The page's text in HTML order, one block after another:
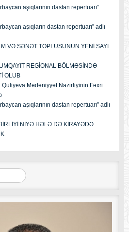
aşıqlarının dastan repertuarı”
aşıqların dastan repertuarı” adlı
VƏ SƏNƏT TOPLUSUNUN YENİ SAYI
REGİONAL BÖLMƏSİNDƏ
OLUB
Quliyeva Mədəniyyət Nazirliyinin Fəxri
aşıqlarının dastan repertuarı” adlı
NİYƏ HƏLƏ DƏ KİRAYƏDƏ